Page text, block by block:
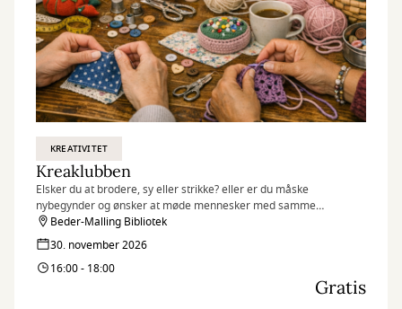
KREATIVITET
Kreaklubben
Elsker du at brodere, sy eller strikke? eller er du måske
nybegynder og ønsker at møde mennesker med samme
interesse?
Beder-Malling Bibliotek
30. november 2026
16:00 - 18:00
Gratis